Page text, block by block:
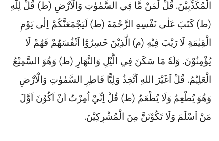
الْمُكَذِّبِيْنَ. قُلْ لِّمَنْ مَّا فِي السَّمٰوٰتِ وَالْاَرْضِ (ط) قُلْ لِلّٰهِ
(ط) كَتَبَ عَلٰى نَفْسِهِ الرَّحْمَةَ (ط) لَيَجْمَعَنَّكُمْ اِلٰى يَوْمِ
الْقِيٰمَةِ لَا رَيْبَ فِيْهِ (م) الَّذِيْنَ خَسِرُوْٓا اَنْفُسَهُمْ فَهُمْ لَا
يُؤْمِنُوْنَ. وَلَهٗ مَا سَكَنَ فِي الَّيْلِ وَالنَّهَارِ (ط) وَهُوَ السَّمِيْعُ
الْعَلِيْمُ. قُلْ اَغَيْرَ اللهِ اَتَّخِذُ وَلِيًّا فَاطِرِ السَّمٰوٰتِ وَالْاَرْضِ
وَهُوَ يُطْعِمُ وَلَا يُطْعَمُ (ط) قُلْ اِنِّيْٓ اُمِرْتُ اَنْ اَكُوْنَ اَوَّلَ
مَنْ اَسْلَمَ وَلَا تَكُوْنَنَّ مِنَ الْمُشْرِكِيْنَ.